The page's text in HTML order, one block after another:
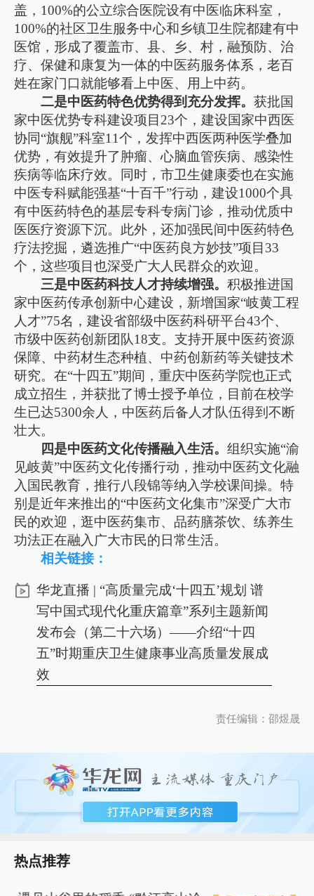
盖，100%的公立综合医院设有中医临床科室，
100%的社区卫生服务中心和乡镇卫生院都建有中
医馆，形成了覆盖市、县、乡、村，融预防、治
疗、保健和康复为一体的中医药服务体系，老百
姓在家门口就能够看上中医、用上中药。
二是中医药特色优势得到充分发挥。获批国
家中医优势专科建设项目23个，建设国家中西医
协同“旗舰”科室11个，发挥中西医两种医学叠加
优势，有效提升了肿瘤、心脑血管疾病、感染性
疾病等临床疗效。同时，市卫生健康委也在实施
中医专科赋能强基“十百千”行动，建设1000个具
有中医药特色的基层专科专病门诊，推动优质中
医医疗资源下沉。此外，还加强民间中医药特色
疗法挖掘，遴选推广“中医药良方妙技”项目33
个，这些项目也深受广大人民群众的欢迎。
三是中医药科技人才持续增强。积极推进国
家中医药传承创新中心建设，新增国家“岐黄工程
人才”75名，建设省部级中医药科研平台43个、
市级中医药创新团队18支。支持开展中医药资源
保障、中药材生态种植、中药创新药等关键技术
研究。在“十四五”期间，重庆中医药学院也正式
成立招生，并获批了博士授予单位，目前在校学
生已达5300余人，中医药后备人才队伍得到不断
壮大。
四是中医药文化传播融入生活。组织实施“渝
见岐黄”中医药文化传播行动，推动中医药文化融
入国民教育，推行八段锦等纳入学校课间操。特
别是近年来推出的“中医药文化集市”深受广大市
民的欢迎，逛中医药集市、品药膳茶饮、练养生
功法正在融入广大市民的日常生活。
相关链接：
华龙直播 | “高质量完成‘十四五’规划 谱
写中国式现代化重庆篇章”系列主题新闻
发布会（第二十六场）——介绍“十四
五”时期重庆卫生健康事业高质量发展成
效
责任编辑：邵煜晟
热点推荐